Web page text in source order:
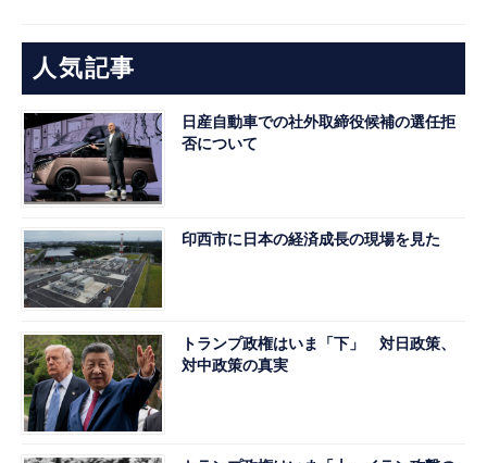
人気記事
日産自動車での社外取締役候補の選任拒
否について
印西市に日本の経済成長の現場を見た
トランプ政権はいま「下」 対日政策、
対中政策の真実